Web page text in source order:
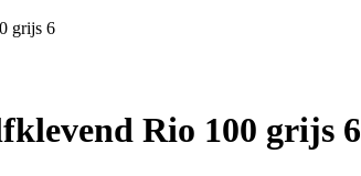
grijs 6
Rio 100 grijs 6